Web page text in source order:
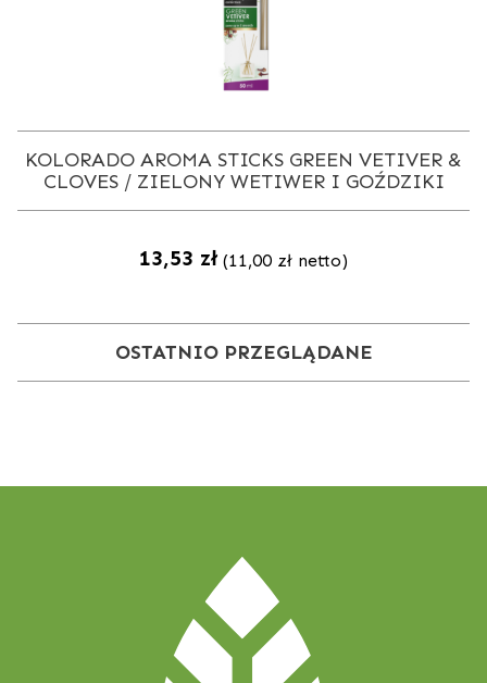
KOLORADO AROMA STICKS GREEN VETIVER &
CLOVES / ZIELONY WETIWER I GOŹDZIKI
13,53 zł (11,00 zł netto)
OSTATNIO PRZEGLĄDANE